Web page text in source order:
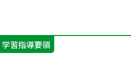
学習指導要領